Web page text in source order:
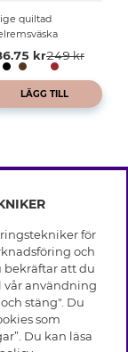
quiltad
kr249 kr
LÄGG TILL
för
och
bekräftar att du
vår användning
stäng". Du
som
Du kan läsa